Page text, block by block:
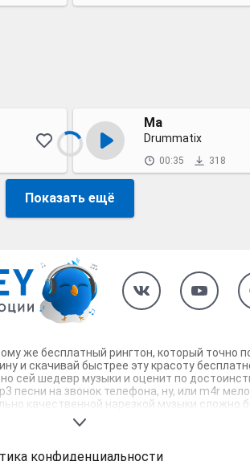
Ма
Drummatix
00:35 318
Показать ещё
же бесплатный рингтон, который точно
скачивай быстрее эту красоту
сей шедевр музыки и оценит по
песни на звонок телефона, ну, или m4r
качественной нарезкой музыки сложно
телефон достоин!
конфиденциальности